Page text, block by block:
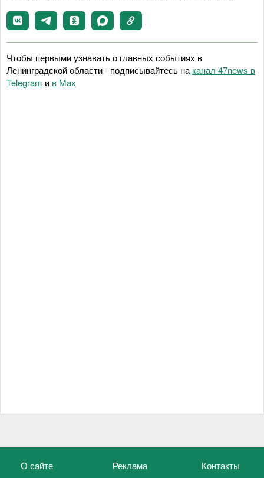
Чтобы первыми узнавать о главных событиях в
Ленинградской области - подписывайтесь на канал 47news в
Telegram и в Maх
О сайте Реклама Контакты